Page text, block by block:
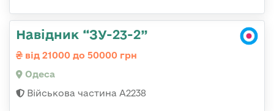
Навідник “ЗУ-23-2”
від 21000 до 50000 грн
Одеса
Військова частина А2238